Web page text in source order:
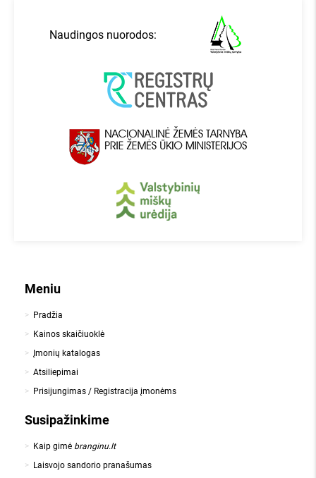
Naudingos nuorodos:
Meniu
Pradžia
Kainos skaičiuoklė
Įmonių katalogas
Atsiliepimai
Prisijungimas / Registracija įmonėms
Susipažinkime
Kaip gimė branginu.lt
Laisvojo sandorio pranašumas